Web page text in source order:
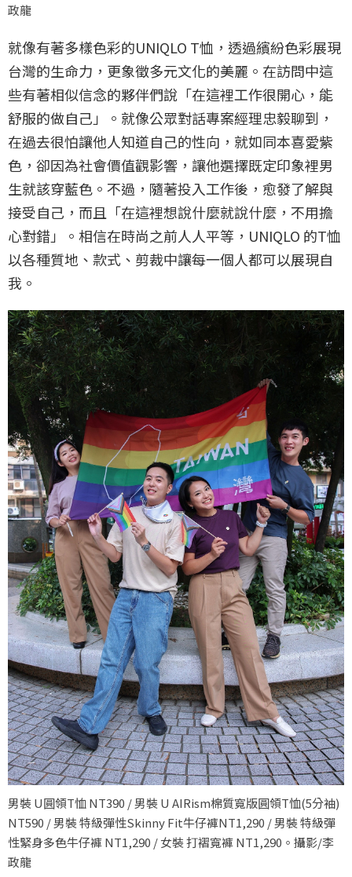
政龍
就像有著多樣色彩的UNIQLO T恤，透過繽紛色彩展現
台灣的生命力，更象徵多元文化的美麗。在訪問中這
些有著相似信念的夥伴們說「在這裡工作很開心，能
舒服的做自己」。就像公眾對話專案經理忠毅聊到，
在過去很怕讓他人知道自己的性向，就如同本喜愛紫
色，卻因為社會價值觀影響，讓他選擇既定印象裡男
生就該穿藍色。不過，隨著投入工作後，愈發了解與
接受自己，而且「在這裡想說什麼就說什麼，不用擔
心對錯」。相信在時尚之前人人平等，UNIQLO 的T恤
以各種質地、款式、剪裁中讓每一個人都可以展現自
我。
男裝 U圓領T恤 NT390 / 男裝 U AIRism棉質寬版圓領T恤(5分袖)
NT590 / 男裝 特級彈性Skinny Fit牛仔褲NT1,290 / 男裝 特級彈
性緊身多色牛仔褲 NT1,290 / 女裝 打褶寬褲 NT1,290。攝影/李
政龍